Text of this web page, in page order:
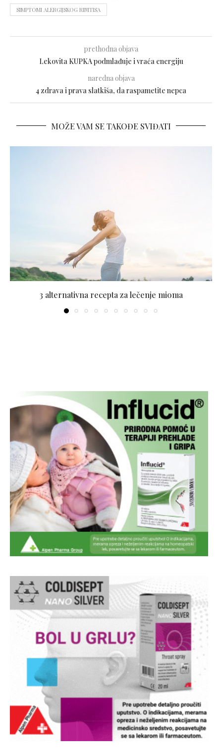
SIMPTOMI ALERGIJSKOG RINITISA
prethodna objava
Lekovita KUPKA podmlađuje i vraća energiju
naredna objava
4 zdrava i prava slatkiša, da raspametite nepca
MOŽE VAM SE TAKOĐE SVIĐATI
3 alternativna recepta za lečenje mioma